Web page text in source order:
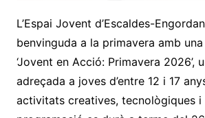
L’Espai Jovent d’Escaldes-
benvinguda a la primavera amb
‘Jovent en Acció: Primavera 2026’,
adreçada a joves d’entre 12 i 17
activitats creatives, tecnològiques i